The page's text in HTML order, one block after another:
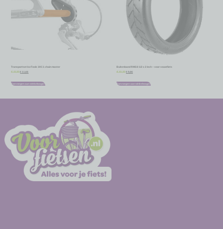
Transportset IceToolz 30C1 chain master
€12,95 € 11,66
Toevoegen aan winkelwagen
Buitenband RMS 8 1/2 x 2 inch – voor vouwfiets
€ 10,95 € 9,86
Toevoegen aan winkelwagen